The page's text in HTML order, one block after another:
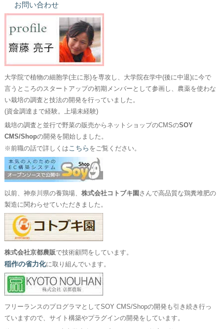
お問い合わせ
大学院で植物の細胞学(主に形)を専攻し、大学院在学中(後に中退)に今で
言うところのスタートアップの初期メンバーとして参画し、農薬を使わな
い栽培の調査と技法の開発を行っていました。
(資金調達まで経験。上場未経験)
栽培の調査と並行で野菜の販売からネットショップのCMSのSOY
CMS/Shopの開発を開始しました。
※前職の話で詳しくはこちら をご覧ください。
以前、神奈川県の養鶏場、 株式会社コトブキ園 さんで高品質な鶏糞堆肥の
製造に関わらせていただきました。
株式会社京都農販で技術顧問をしています。
稲作の省力化に取り組んでいます。
フリーランスのプログラマとしてSOY CMS/Shopの開発も引き続き行っ
ていますので、サイト構築やプラグインの開発をしています。